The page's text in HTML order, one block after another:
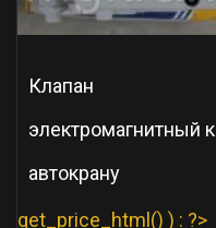
Клапан
электромагнитный к
автокрану
get_price_html() ) : ?>